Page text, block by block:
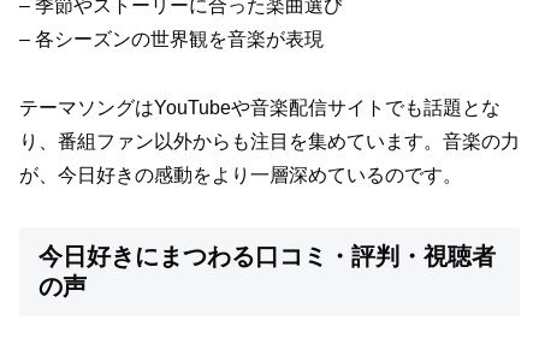
– 季節やストーリーに合った楽曲選び
– 各シーズンの世界観を音楽が表現
テーマソングはYouTubeや音楽配信サイトでも話題とな
り、番組ファン以外からも注目を集めています。音楽の力
が、今日好きの感動をより一層深めているのです。
今日好きにまつわる口コミ・評判・視聴者
の声